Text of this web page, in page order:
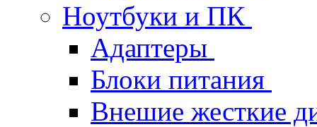
Ноутбуки и ПК
Адаптеры
Блоки питания
Внешие жесткие